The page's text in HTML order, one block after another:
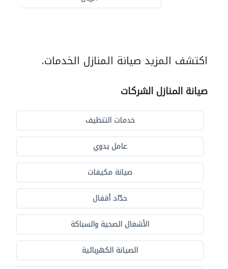
اكتشف المزيد صيانة المنازل الخدمات.
صيانة المنازل الشركات
خدمات التنظيف
عامل يدوي
صيانة مكيفات
حدّاد أقفال
الأشغال الصحية والسباكة
الصيانة الكهربائية